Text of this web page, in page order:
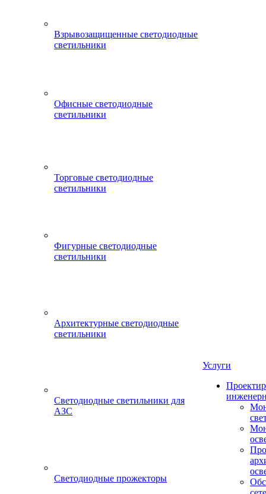
Взрывозащищенные светодиодные
светильники
Офисные светодиодные
светильники
Торговые светодиодные
светильники
Фигурные светодиодные
светильники
Архитектурные светодиодные
светильники
Светодиодные светильники для
АЗС
Светодиодные прожекторы
Услуги